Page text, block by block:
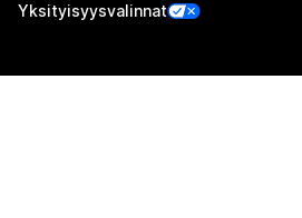
Yksityisyysvalinnat